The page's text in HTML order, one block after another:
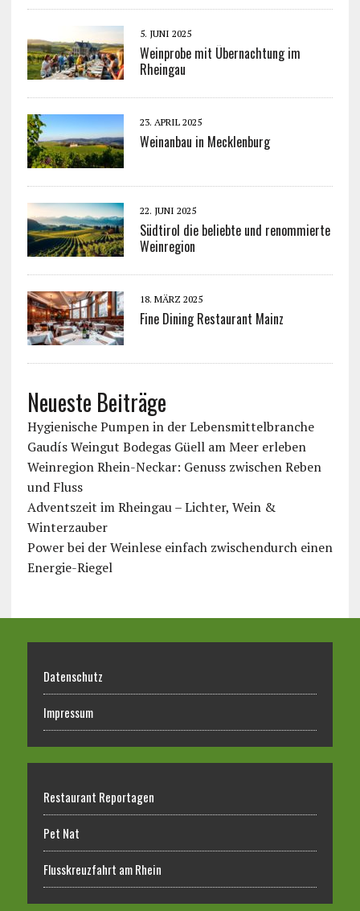
5. JUNI 2025
Weinprobe mit Übernachtung im
Rheingau
23. APRIL 2025
Weinanbau in Mecklenburg
22. JUNI 2025
Südtirol die beliebte und renommierte
Weinregion
18. MÄRZ 2025
Fine Dining Restaurant Mainz
Neueste Beiträge
Hygienische Pumpen in der Lebensmittelbranche
Gaudís Weingut Bodegas Güell am Meer erleben
Weinregion Rhein-Neckar: Genuss zwischen Reben
und Fluss
Adventszeit im Rheingau – Lichter, Wein &
Winterzauber
Power bei der Weinlese einfach zwischendurch einen
Energie-Riegel
Datenschutz
Impressum
Restaurant Reportagen
Pet Nat
Flusskreuzfahrt am Rhein